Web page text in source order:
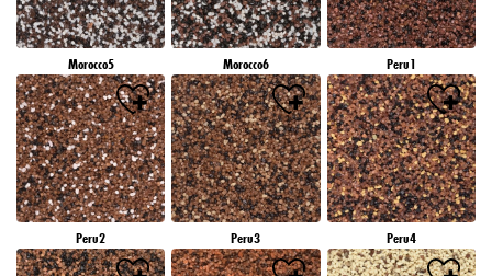
Morocco5 Morocco6 Peru1
Peru2 Peru3 Peru4